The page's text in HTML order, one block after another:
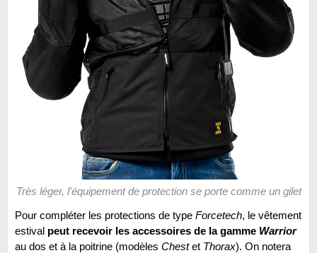
Très léger, l'équipement de protection se porte comme un gilet
Pour compléter les protections de type Forcetech, le vêtement
estival peut recevoir les accessoires de la gamme Warrior
au dos et à la poitrine (modèles Chestet Thorax). On notera